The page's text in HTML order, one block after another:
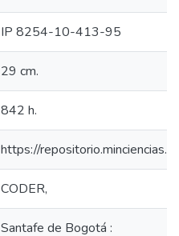
IP 8254-10-413-95
29 cm.
842 h.
https://
CODER,
Santafe de Bogotá :